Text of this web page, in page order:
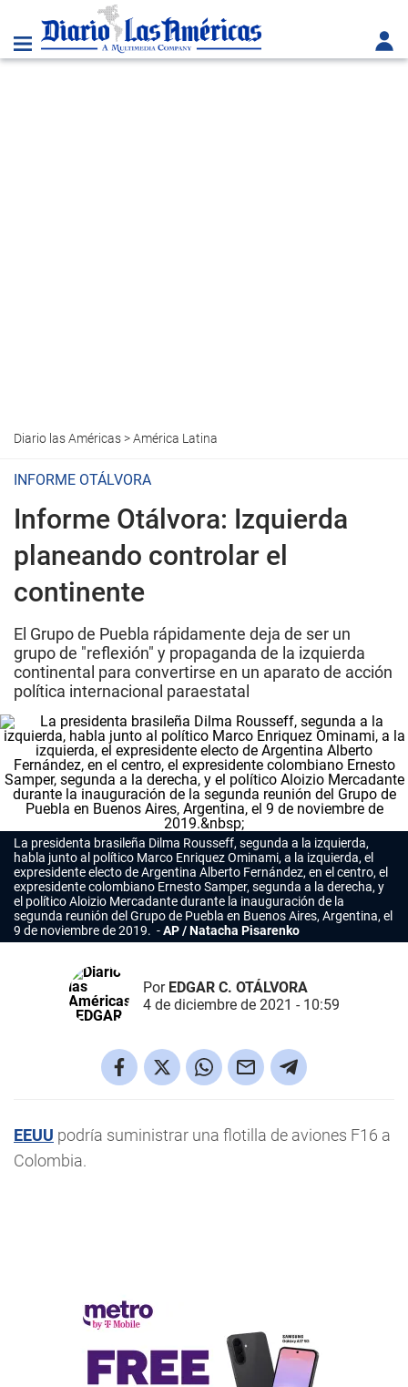
Diario las Américas>América Latina
INFORME OTÁLVORA
Informe Otálvora: Izquierda
planeando controlar el
continente
El Grupo de Puebla rápidamente deja de ser un
grupo de "reflexión" y propaganda de la izquierda
continental para convertirse en un aparato de acción
política internacional paraestatal
La presidenta brasileña Dilma Rousseff, segunda a la izquierda,
habla junto al político Marco Enriquez Ominami, a la izquierda, el
expresidente electo de Argentina Alberto Fernández, en el centro, el
expresidente colombiano Ernesto Samper, segunda a la derecha, y
el político Aloizio Mercadante durante la inauguración de la
segunda reunión del Grupo de Puebla en Buenos Aires, Argentina, el
9 de noviembre de 2019.
AP / Natacha Pisarenko
Por EDGAR C. OTÁLVORA
4 de diciembre de 2021 - 10:59
EEUU podría suministrar una flotilla de aviones F16 a
Colombia.